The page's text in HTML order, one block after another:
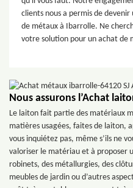
clients nous a permis de
de métaux à Ibarrolle. Ne
votre solution pour un achat de
Nous assurons l’Achat
Le laiton fait partie des matériaux
matières usagées, faites de laiton,
vous inquiétez pas, même s’ils ne
valoriser le matériau et à proposer
robinets, des métallurgies, des
meubles de jardin ou d’autres